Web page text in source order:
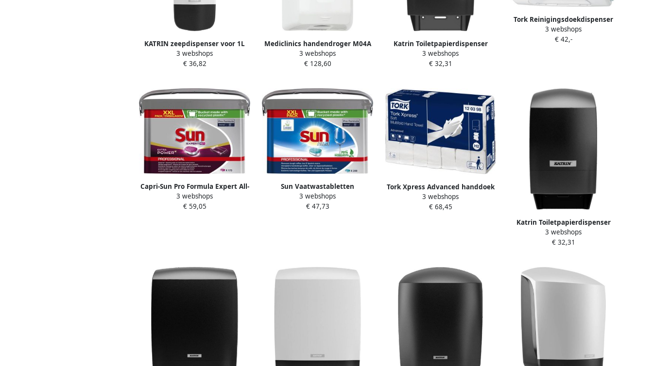
KATRIN zeepdispenser voor 1L
zeepvullingen
3 webshops
€ 36,82
Mediclinics handendroger M04A
automatisch kunststof wit
3 webshops
€ 128,60
Katrin Toiletpapierdispenser
systeemrol duo wit 77496
3 webshops
€ 32,31
Tork Reinigingsdoekdispenser
W4 Performance wandmontage
wit turqoise 654000
3 webshops
€ 42,-
Capri-Sun Pro Formula Expert All-
in-one vaatwastabletten extra
power emmer van 175 stuks
3 webshops
€ 59,05
Sun Vaatwastabletten
Professional Pro Formula All-in-
one XXL 200 stuks
3 webshops
€ 47,73
Tork Xpress Advanced handdoek
2-laags systeem H2 wit ft 25 5x21
2 cm pak van 21 stuks
3 webshops
€ 68,45
Katrin Toiletpapierdispenser
systeemrol duo zwart 77519
3 webshops
€ 32,31